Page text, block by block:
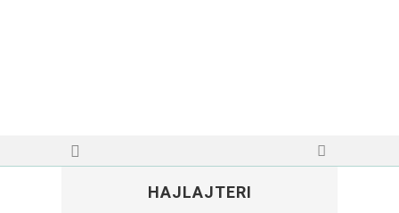
HAJLAJTERI